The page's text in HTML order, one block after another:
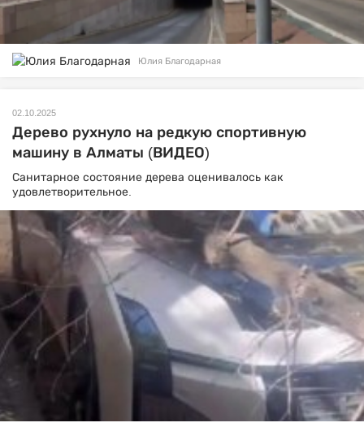
Юлия Благодарная
02.10.2025
Дерево рухнуло на редкую спортивную
машину в Алматы (ВИДЕО)
Санитарное состояние дерева оценивалось как
удовлетворительное.